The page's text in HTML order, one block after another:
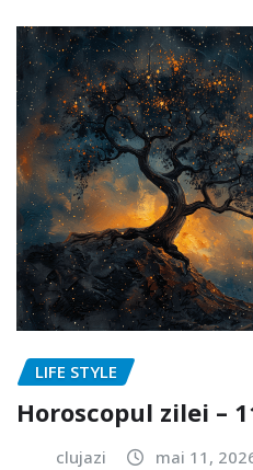
LIFE STYLE
Horoscopul zilei –
clujazi mai 11,